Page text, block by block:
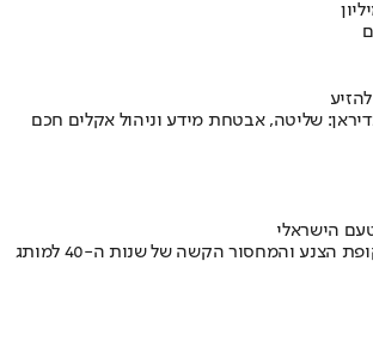
שליטה, אבטחת מידע וניהול אקלים חכם
הישראלי
איך אסם הפכה את תקופת הצנע והמחסור הקשה של שנות ה-40 למותג